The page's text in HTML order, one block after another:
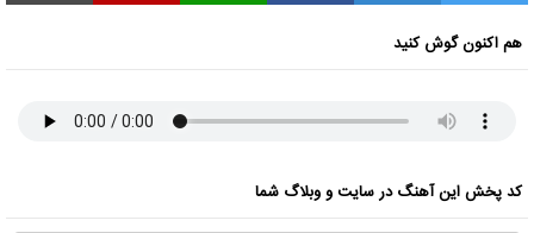
هم اکنون گوش کنید
کد پخش این آهنگ در سایت و وبلاگ شما